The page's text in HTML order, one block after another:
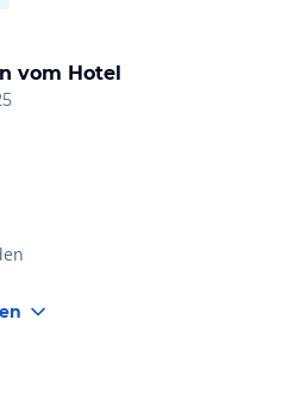
vom Hotel
und WLAN während Ihres